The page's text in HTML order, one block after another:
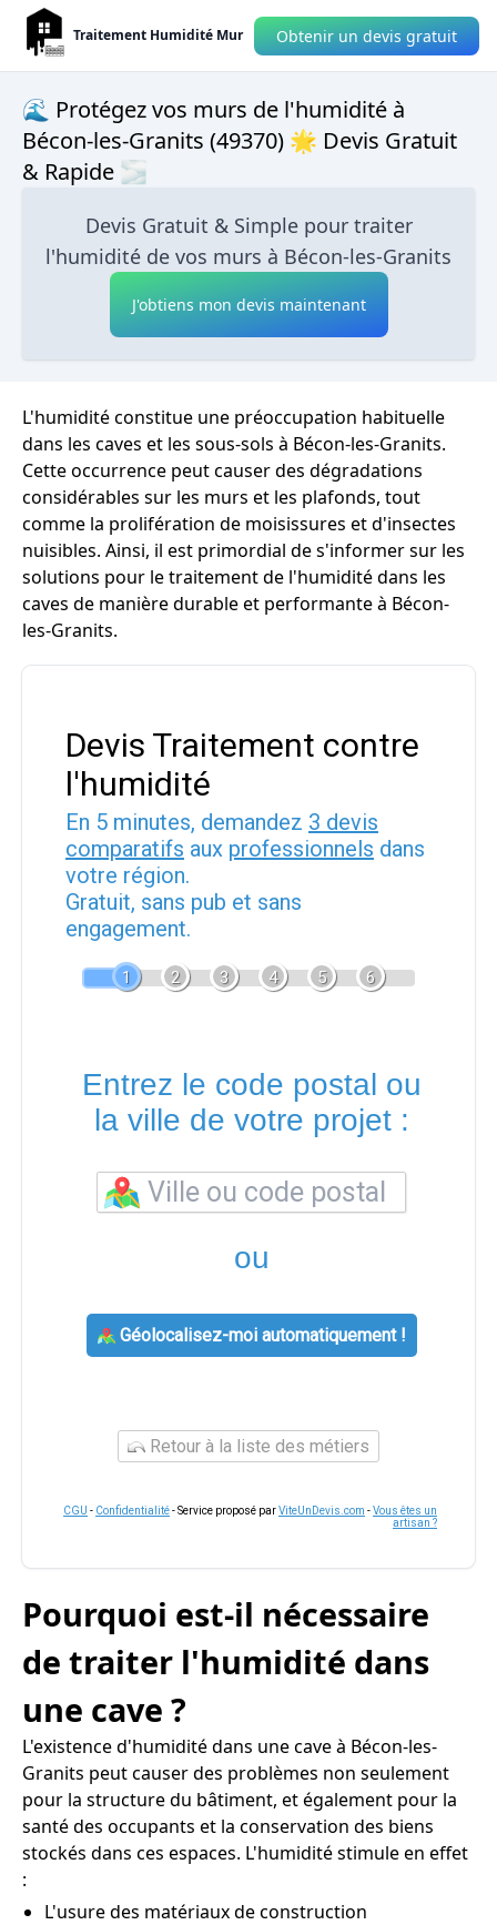
Traitement Humidité Mur Obtenir un devis gratuit
🌊 Protégez vos murs de l'humidité à
Bécon-les-Granits (49370) 🌟 Devis Gratuit
& Rapide 🌫
Devis Gratuit & Simple pour traiter
l'humidité de vos murs à Bécon-les-Granits
J'obtiens mon devis maintenant
L'humidité constitue une préoccupation habituelle
dans les caves et les sous-sols à Bécon-les-Granits.
Cette occurrence peut causer des dégradations
considérables sur les murs et les plafonds, tout
comme la prolifération de moisissures et d'insectes
nuisibles. Ainsi, il est primordial de s'informer sur les
solutions pour le traitement de l'humidité dans les
caves de manière durable et performante à Bécon-
les-Granits.
Devis Traitement contre
l'humidité
En 5 minutes, demandez 3 devis
comparatifs aux professionnels dans
votre région.
Gratuit, sans pub et sans
engagement.
1 2 3 4 5 6
Entrez le code postal ou
la ville de votre projet :
ou
Géolocalisez-moi automatiquement !
Retour à la liste des métiers
CGU - Confidentialité- Service proposé parViteUnDevis.com -Vous êtes un
artisan ?
Pourquoi est-il nécessaire
de traiter l'humidité dans
une cave ?
L'existence d'humidité dans une cave à Bécon-les-
Granits peut causer des problèmes non seulement
pour la structure du bâtiment, et également pour la
santé des occupants et la conservation des biens
stockés dans ces espaces. L'humidité stimule en effet
:
L'usure des matériaux de construction